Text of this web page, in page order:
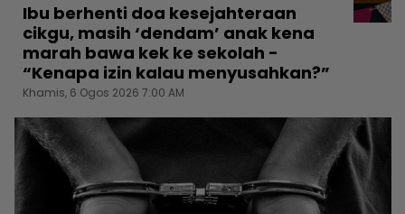
Ibu berhenti doa kesejahteraan
cikgu, masih ‘dendam’ anak kena
marah bawa kek ke sekolah -
“Kenapa izin kalau menyusahkan?”
Khamis, 6 Ogos 2026 7:00 AM